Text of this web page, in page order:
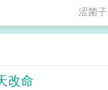
涩菌子
改命